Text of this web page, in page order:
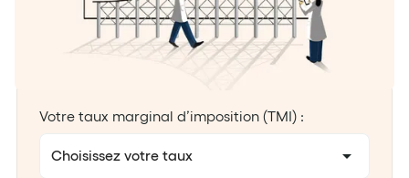
Votre taux marginal d’imposition (TMI) :
Choisissez votre taux